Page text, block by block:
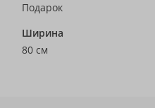
Подарок
Ширина
80 см